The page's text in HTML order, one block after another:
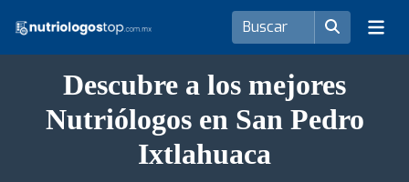
Descubre a los mejores
Nutriólogos en San Pedro
Ixtlahuaca